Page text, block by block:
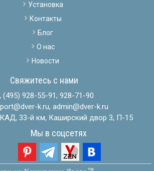
Установка
Контакты
Блог
О нас
Новости
Свяжитесь с нами
(495) 928-55-91; 928-71-90
k.ru, admin@dver-k.ru
33-й км, Каширский двор 3, П-15
Мы в соцсетях
тм